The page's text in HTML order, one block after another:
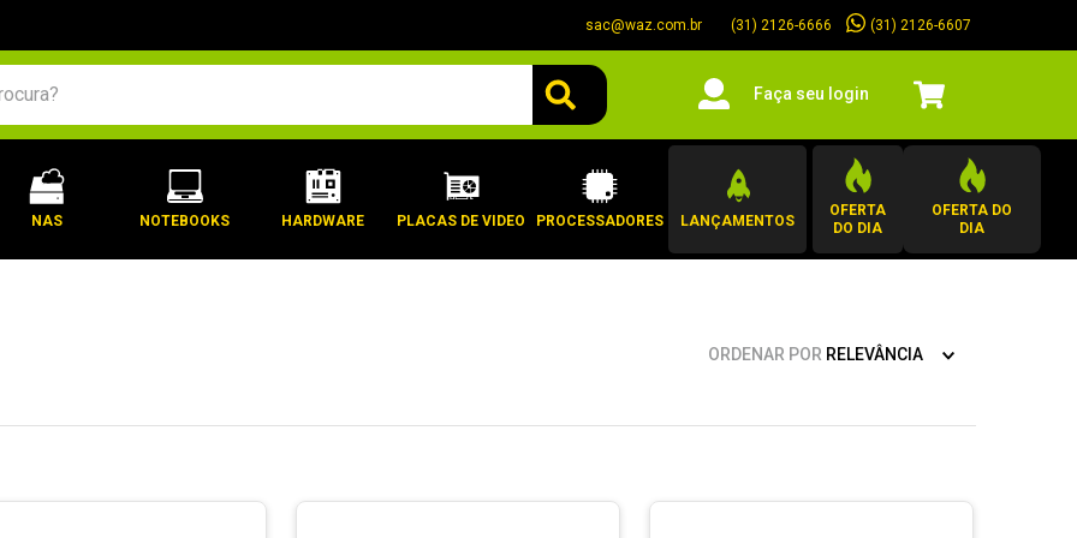
sac@waz.com.br (31) 2126-6666 (31) 2126-6607
Faça seu login
NAS NOTEBOOKS HARDWARE PLACAS DE VIDEO PROCESSADORES LANÇAMENTOS
OFERTA
DO DIA
OFERTA DO
DIA
ORDENAR POR RELEVÂNCIA